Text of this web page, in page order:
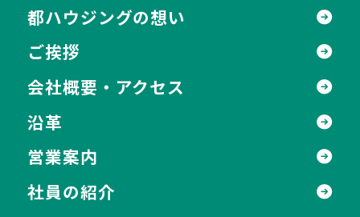
都ハウジングの想い
ご挨拶
会社概要・アクセス
沿革
営業案内
社員の紹介